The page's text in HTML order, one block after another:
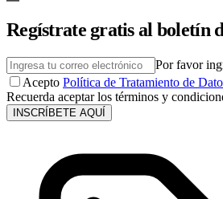
Regístrate gratis al boletín
Por favor
Acepto Política de Tratamiento de
Recuerda aceptar los términos y
INSCRÍBETE AQUÍ